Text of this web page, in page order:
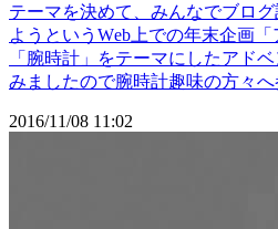
テーマを決めて、みんなでブロ
ようというWeb上での年末企画
「腕時計」をテーマにしたアド
みましたので腕時計趣味の方々へ
2016/11/08 11:02